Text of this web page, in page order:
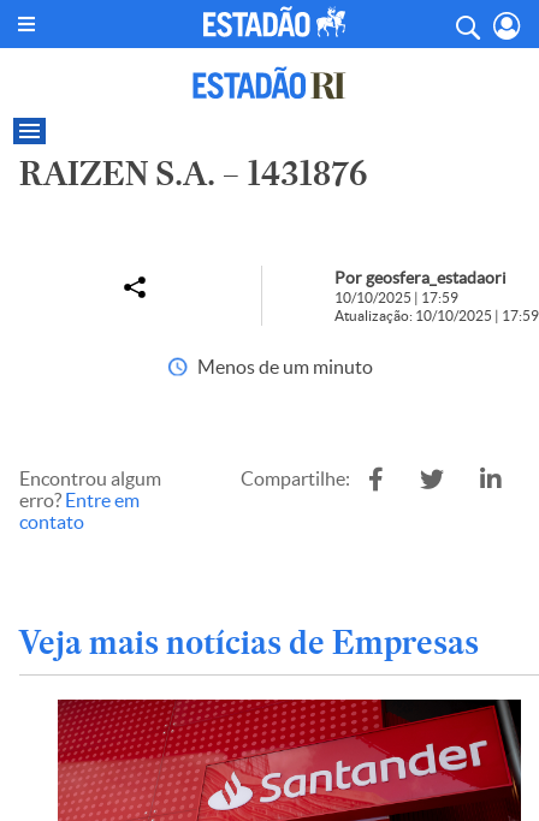
RAIZEN S.A. – 1431876
Por geosfera_estadaori
10/10/2025 | 17:59
Atualização: 10/10/2025 | 17:59
Menos de um minuto
Encontrou algum
erro? Entre em
contato
Compartilhe:
Veja mais notícias de Empresas